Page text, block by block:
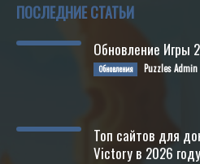
ПОСЛЕДНИЕ СТАТЬИ
Обновление Игры
Обновления Puzzles Admin
Топ сайтов для
Victory в 2026 году